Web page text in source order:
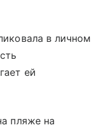
в личном
ей
пляже на